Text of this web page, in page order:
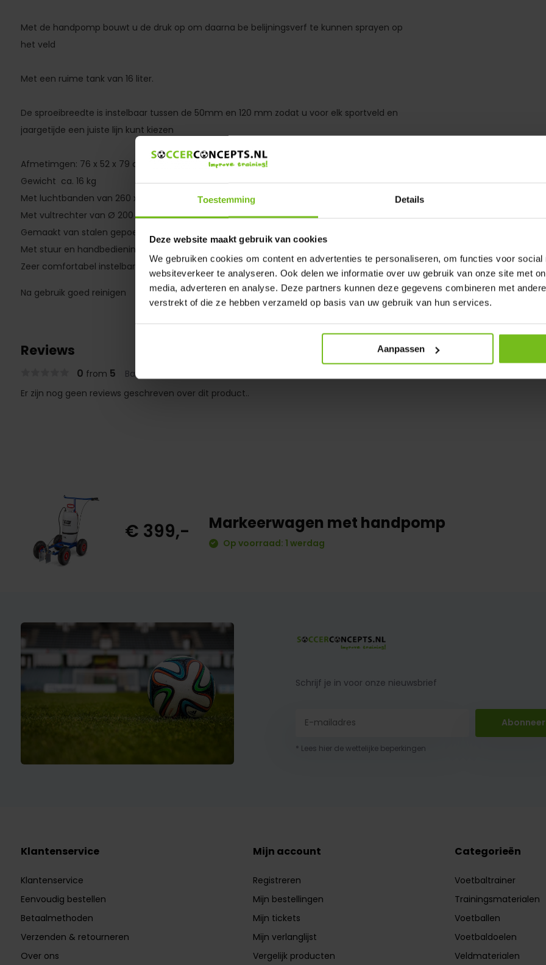
Toestemming Details
Deze website maakt gebruik van cookies
We gebruiken cookies om content en advertenties te personaliseren, om functies voor social
websiteverkeer te analyseren. Ook delen we informatie over uw gebruik van onze site met
media, adverteren en analyse. Deze partners kunnen deze gegevens combineren met
verstrekt of die ze hebben verzameld op basis van uw gebruik van hun services.
Aanpassen
Met de handpomp bouwt u de druk op om daarna be belijningsverf te kunnen sprayen op
het veld
Met een ruime tank van 16 liter.
De sproeibreedte is instelbaar tussen de 50mm en 120 mm zodat u voor elk sportveld en
jaargetijde een juiste lijn kunt kiezen
Afmetimgen: 76 x 52 x 79 cm
Gewicht ca. 16 kg
Met luchtbanden van 260 x 85 mm op rollagers
Met vultrechter van Ø 200 mm met zeef
Gemaakt van stalen gepoedercoate buizen
Met stuur en handbediening van de spuit
Zeer comfortabel instelbare spuitinrichting met zij bladen
Na gebruik goed reinigen
Reviews
0 from 5 Based on 0 reviews
Er zijn nog geen reviews geschreven over dit product..
€ 399,- Markeerwagen met handpomp
Op voorraad: 1 werdag
Schrijf je in voor onze nieuwsbrief
Abonneer
* Lees hier de wettelijke beperkingen
Klantenservice
Klantenservice
Eenvoudig bestellen
Betaalmethoden
Verzenden & retourneren
Over ons
Mijn account
Registreren
Mijn bestellingen
Mijn tickets
Mijn verlanglijst
Vergelijk producten
Categorieën
Voetbaltrainer
Trainingsmaterialen
Voetballen
Voetbaldoelen
Veldmaterialen